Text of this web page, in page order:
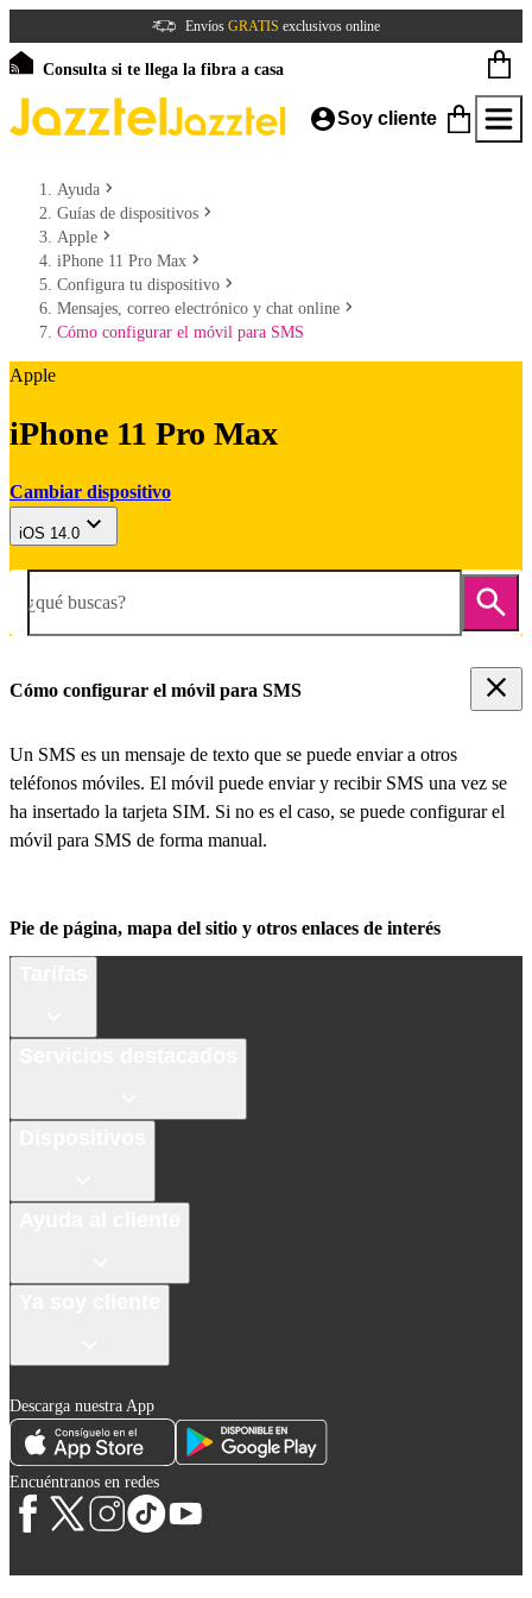
Envíos GRATIS exclusivos online
Consulta si te llega la fibra a casa
Soy cliente
Ayuda
Guías de dispositivos
Apple
iPhone 11 Pro Max
Configura tu dispositivo
Mensajes, correo electrónico y chat online
Cómo configurar el móvil para SMS
Apple
iPhone 11 Pro Max
Cambiar dispositivo
iOS 14.0
¿qué buscas?
Cómo configurar el móvil para SMS
Un SMS es un mensaje de texto que se puede enviar a otros
teléfonos móviles. El móvil puede enviar y recibir SMS una vez se
ha insertado la tarjeta SIM. Si no es el caso, se puede configurar el
móvil para SMS de forma manual.
Pie de página, mapa del sitio y otros enlaces de interés
Descarga nuestra App
Encuéntranos en redes